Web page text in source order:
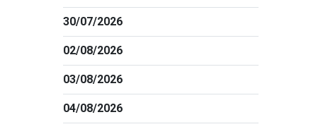
30/07/2026
02/08/2026
03/08/2026
04/08/2026